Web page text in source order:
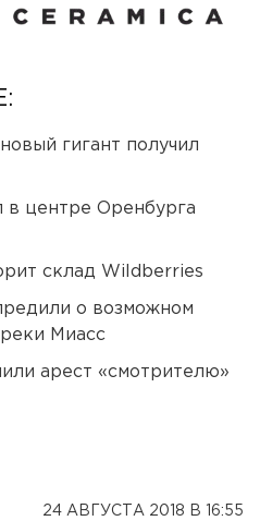
гигант получил
в центре Оренбурга
склад Wildberries
о возможном
Миасс
арест «смотрителю»
24 АВГУСТА 2018 В 16:55